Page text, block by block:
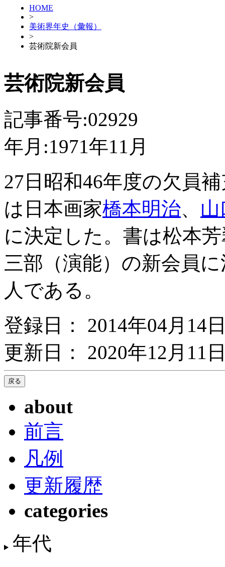
HOME
>
美術界年史（彙報）
>
芸術院新会員
芸術院新会員
記事番号:02929
年月:1971年11月
27日昭和46年度の欠員
は日本画家橋本明治、
に決定した。書は松本
三部（演能）の新会員
人である。
登録日： 2014年04月14
更新日： 2020年12月11
about
前言
凡例
更新履歴
categories
年代